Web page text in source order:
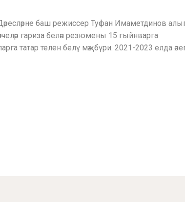
баш режиссер Туфан Имаметдинов
гариза белән резюмены 15 гыйнварга
татар телен белү мәҗбүри. 2021-2023 елда